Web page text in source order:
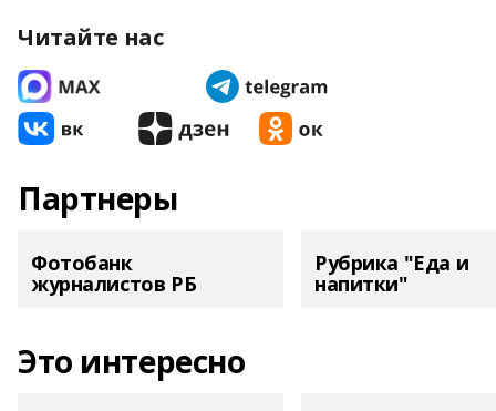
Читайте нас
Партнеры
Фотобанк
журналистов РБ
Рубрика "Еда и
напитки"
Это интересно